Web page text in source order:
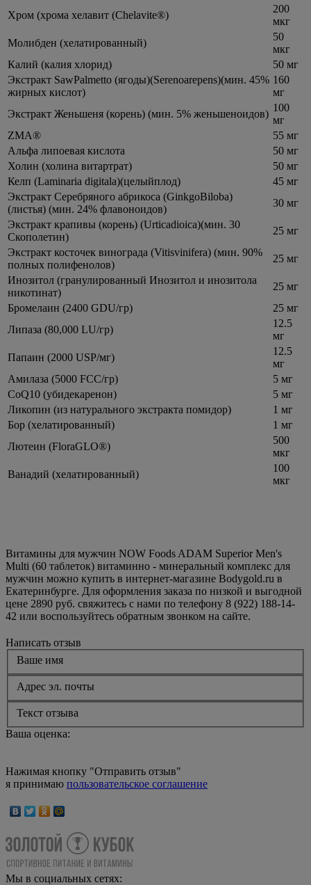
Хром (хрома хелавит (Chelavite®)
200
мкг
Молибден (хелатированный)
50
мкг
Калий (калия хлорид)
50 мг
Экстракт SawPalmetto (ягоды)(Serenoarepens)(мин. 45%
жирных кислот)
160
мг
Экстракт Женьшеня (корень) (мин. 5% женьшеноидов)
100
мг
ZMA®
55 мг
Альфа липоевая кислота
50 мг
Холин (холина витартрат)
50 мг
Келп (Laminaria digitala)(целыйплод)
45 мг
Экстракт Серебряного абрикоса (GinkgoBiloba)
(листья) (мин. 24% флавоноидов)
30 мг
Экстракт крапивы (корень) (Urticadioica)(мин. 30
Скополетин)
25 мг
Экстракт косточек винограда (Vitisvinifera) (мин. 90%
полных полифенолов)
25 мг
Инозитол (гранулированный Инозитол и инозитола
никотинат)
25 мг
Бромелаин (2400 GDU/гр)
25 мг
Липаза (80,000 LU/гр)
12.5
мг
Папаин (2000 USP/мг)
12.5
мг
Амилаза (5000 FCC/гр)
5 мг
CoQ10 (убидекаренон)
5 мг
Ликопин (из натурального экстракта помидор)
1 мг
Бор (хелатированный)
1 мг
Лютеин (FloraGLO®)
500
мкг
Ванадий (хелатированный)
100
мкг
Витамины для мужчин NOW Foods ADAM Superior Men's
Multi (60 таблеток) витаминно - минеральный комплекс для
мужчин можно купить в интернет-магазине Bodygold.ru в
Екатеринбурге. Для оформления заказа по низкой и выгодной
цене 2890 руб. свяжитесь с нами по телефону 8 (922) 188-14-
42 или воспользуйтесь обратным звонком на сайте.
Написать отзыв
Ваше имя
Адрес эл. почты
Текст отзыва
Ваша оценка:
Нажимая кнопку "Отправить отзыв"
я принимаю пользовательское соглашение
Мы в социальных сетях: